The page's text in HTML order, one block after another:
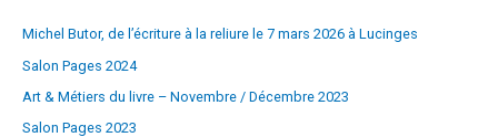
a
i
Michel Butor, de l’écriture à la reliure le 7 mars 2026 à Lucinges
Salon Pages 2024
Art & Métiers du livre – Novembre / Décembre 2023
Salon Pages 2023